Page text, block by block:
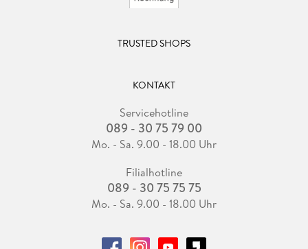
TRUSTED SHOPS
KONTAKT
Servicehotline
089 - 30 75 79 00
Mo. - Sa. 9.00 - 18.00 Uhr
Filialhotline
089 - 30 75 75 75
Mo. - Sa. 9.00 - 18.00 Uhr